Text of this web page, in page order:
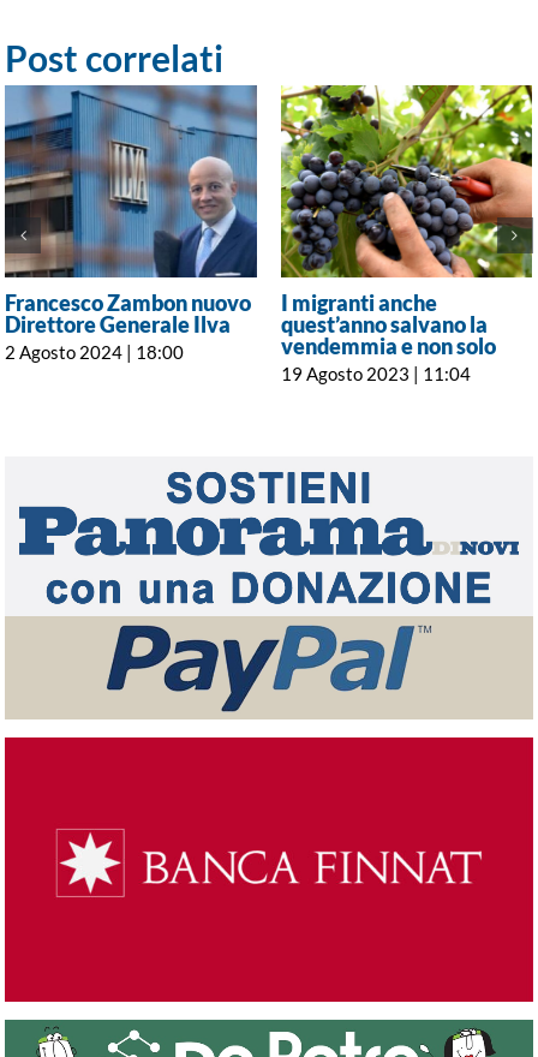
Post correlati
Francesco Zambon nuovo
Direttore Generale Ilva
2 Agosto 2024 | 18:00
I migranti anche
quest’anno salvano la
vendemmia e non solo
19 Agosto 2023 | 11:04